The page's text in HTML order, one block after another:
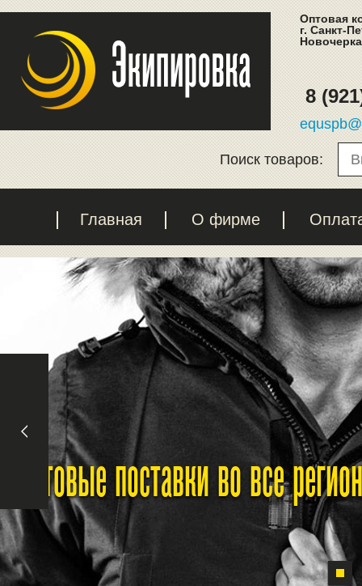
Оптовая
г. Санкт-
8
Поиск товаров:
Главная О фирме
Оптовые поставки во все